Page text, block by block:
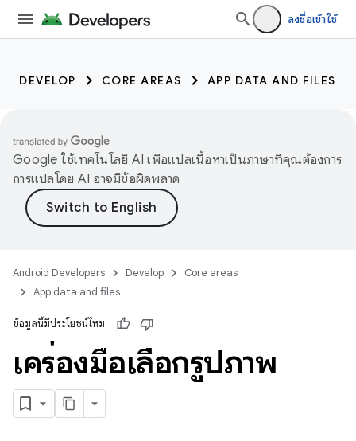
ลงชื่อเข้าใช้
DEVELOP CORE AREAS APP DATA AND FILES
Google ใช้เทคโนโลยี AI เพื่อแปลเนื้อหาเป็นภาษาที่คุณต้องการ
การแปลโดย AI อาจมีข้อผิดพลาด
Android Developers Develop
Core areas
App data and files
ข้อมูลนี้มีประโยชน์ไหม
เครื่องมือเลือกรูปภาพ